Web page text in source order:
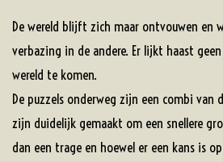
De wereld blijft zich maar ontvouwen en
verbazing in de andere. Er lijkt haast
wereld te komen.
De puzzels onderweg zijn een combi van
zijn duidelijk gemaakt om een snellere
dan een trage en hoewel er een kans is